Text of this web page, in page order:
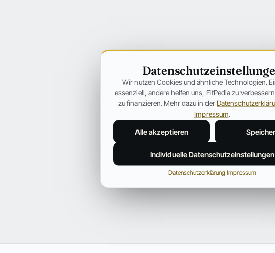
Wir nutzen Cookies und ähnliche Technologien.
essenziell, andere helfen uns, FitPedia zu
zu finanzieren. Mehr dazu in der
Impressum.
Alle akzeptieren
Individuelle Datenschutzeinstellungen
Datenschutzerklärung·Impressum